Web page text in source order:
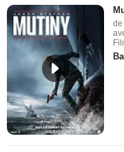
de